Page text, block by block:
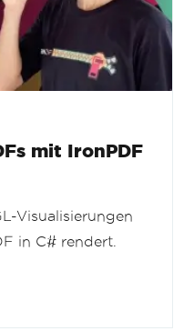
mit IronPDF
Visualisierungen
in C# rendert.